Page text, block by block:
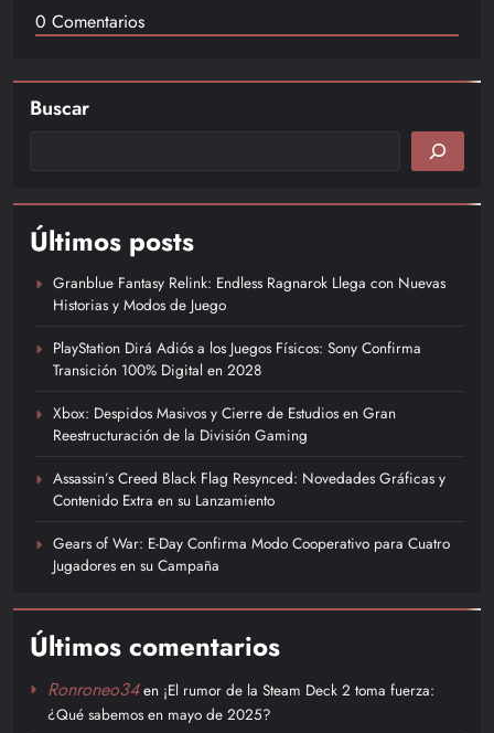
0 Comentarios
Buscar
Últimos posts
Granblue Fantasy Relink: Endless Ragnarok Llega con Nuevas
Historias y Modos de Juego
PlayStation Dirá Adiós a los Juegos Físicos: Sony Confirma
Transición 100% Digital en 2028
Xbox: Despidos Masivos y Cierre de Estudios en Gran
Reestructuración de la División Gaming
Assassin’s Creed Black Flag Resynced: Novedades Gráficas y
Contenido Extra en su Lanzamiento
Gears of War: E-Day Confirma Modo Cooperativo para Cuatro
Jugadores en su Campaña
Últimos comentarios
Ronroneo34en ¡El rumor de la Steam Deck 2 toma fuerza:
¿Qué sabemos en mayo de 2025?